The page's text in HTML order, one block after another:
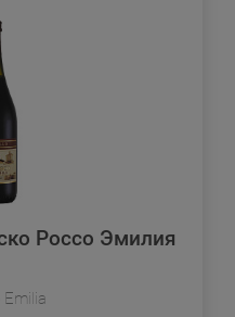
Россо Эмилия